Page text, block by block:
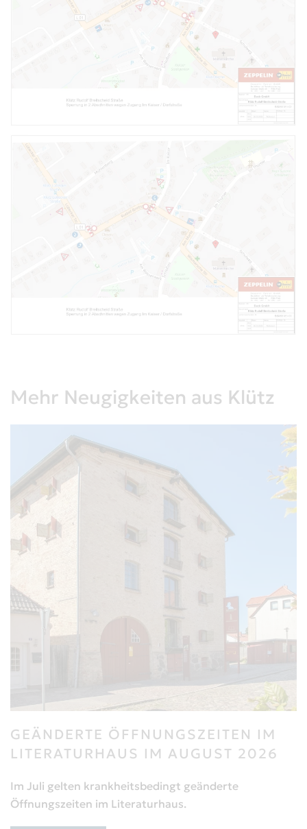
VERGRÖSSERN
VERGRÖSSERN
Mehr Neugigkeiten aus Klütz
GEÄNDERTE ÖFFNUNGSZEITEN IM
LITERATURHAUS IM AUGUST 2026
Im Juli gelten krankheitsbedingt geänderte
Öffnungszeiten im Literaturhaus.